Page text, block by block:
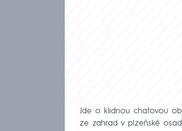
Jde o klidnou chatovou
ze zahrad v plzeňské